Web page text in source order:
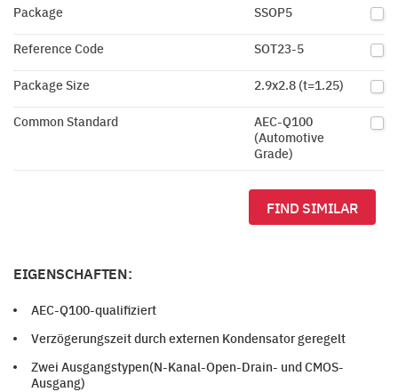
Package SSOP5
Reference Code SOT23-5
Package Size 2.9x2.8 (t=1.25)
Common Standard
AEC-Q100
(Automotive
Grade)
FIND SIMILAR
EIGENSCHAFTEN:
AEC-Q100-qualifiziert
Verzögerungszeit durch externen Kondensator geregelt
Zwei Ausgangstypen(N-Kanal-Open-Drain- und CMOS-
Ausgang)